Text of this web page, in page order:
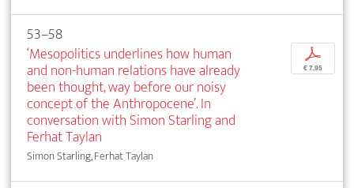
53–58
‘Mesopolitics underlines how human
and non-human relations have already
been thought, way before our noisy
concept of the Anthropocene’. In
conversation with Simon Starling and
Ferhat Taylan
Simon Starling, Ferhat Taylan
p
€ 7,95